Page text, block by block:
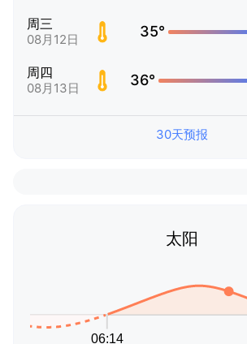
周三
08月12日 35°
周四
08月13日 36°
30天预报
太阳